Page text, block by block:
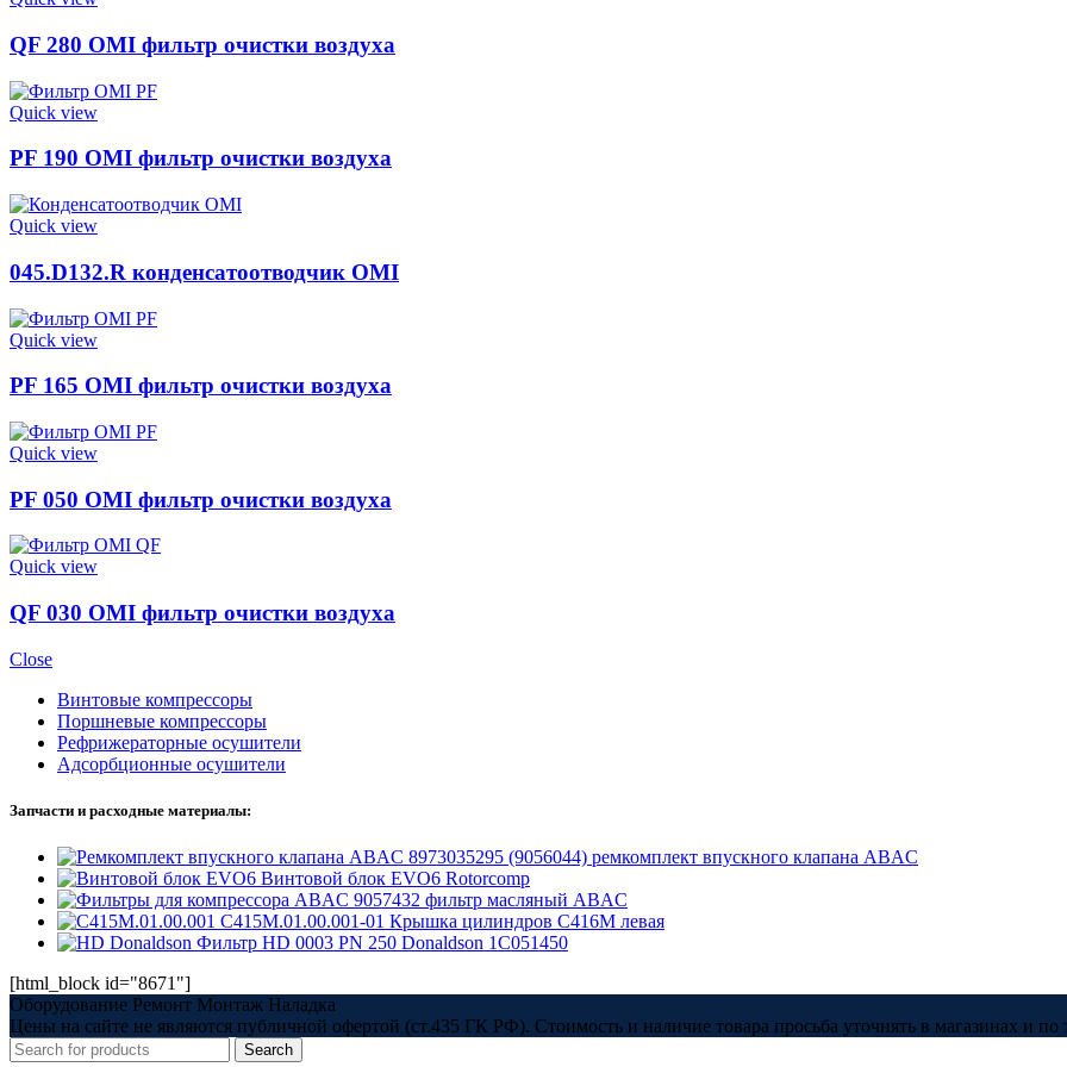
QF 280 OMI фильтр очистки воздуха
Quick view
PF 190 OMI фильтр очистки воздуха
Quick view
045.D132.R конденсатоотводчик OMI
Quick view
PF 165 OMI фильтр очистки воздуха
Quick view
PF 050 OMI фильтр очистки воздуха
Quick view
QF 030 OMI фильтр очистки воздуха
Close
Винтовые компрессоры
Поршневые компрессоры
Рефрижераторные осушители
Адсорбционные осушители
Запчасти и расходные материалы:
8973035295 (9056044) ремкомплект впускного клапана ABAC
Винтовой блок EVO6 Rotorcomp
9057432 фильтр масляный ABAC
С415М.01.00.001-01 Крышка цилиндров С416М левая
Фильтр HD 0003 PN 250 Donaldson 1C051450
[html_block id="8671"]
Оборудование Ремонт Монтаж Наладка
Цены на сайте не являются публичной офертой (ст.435 ГК РФ). Стоимость и наличие товара просьба уточнять в магазинах и по
Search